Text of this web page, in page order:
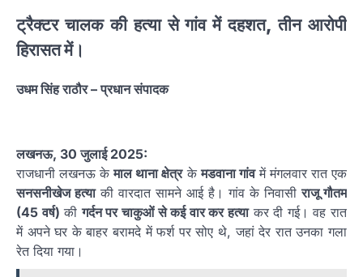
ट्रैक्टर चालक की हत्या से गांव में दहशत, तीन आरोपी
हिरासत में।
उधम सिंह राठौर – प्रधान संपादक
लखनऊ, 30 जुलाई 2025:
राजधानी लखनऊ केमाल थाना क्षेत्रकेमडवाना गांवमें मंगलवार रात एक
सनसनीखेज हत्याकी वारदात सामने आई है। गांव के निवासीराजू गौतम
(45 वर्ष) कीगर्दन पर चाकुओं से कई वार कर हत्याकर दी गई। वह रात
में अपने घर के बाहर बरामदे में फर्श पर सोए थे, जहां देर रात उनका गला
रेत दिया गया।